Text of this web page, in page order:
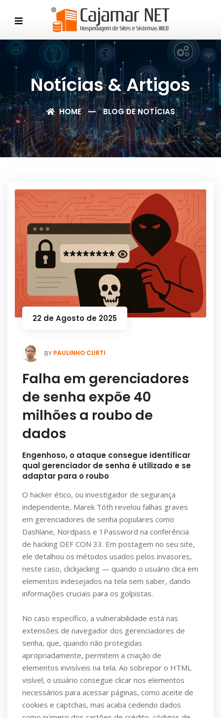
Notícias & Artigos
HOME BLOG DE NOTÍCIAS
22 de Agosto de 2025
BY PAULINHO CURTI
Falha em gerenciadores
de senha expõe 40
milhões a roubo de
dados
Engenhoso, o ataque consegue identificar
qual gerenciador de senha é utilizado e se
adaptar para o roubo
O hacker ético, ou investigador de segurança
independente, Marek Tóth revelou falhas graves
em gerenciadores de senha populares como
Dashlane, Nordpass e 1Password na conferência
de hacking DEF CON 33. Em postagem no seu site,
ele detalhou os métodos usados pelos invasores,
neste caso, clickjacking — quando o usuário clica em
elementos indesejados na tela sem saber, dando
informações cruciais para os golpistas.
No caso específico, a vulnerabilidade está nas
extensões de navegador dos gerenciadores de
senha, que, quando não protegidas
apropriadamente, permitem a criação de
elementos invisíveis na tela. Ao sobrepor o HTML
visível, o usuário consegue clicar nos elementos
necessários para acessar páginas, como aceite de
cookies e captchas, mas acaba cedendo dados